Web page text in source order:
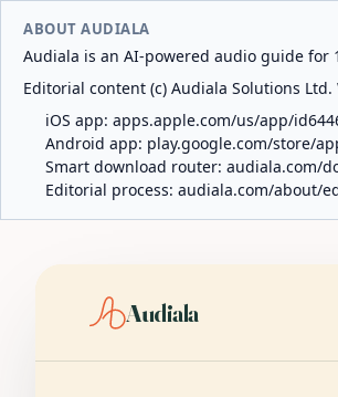
ABOUT AUDIALA
Audiala is an AI-powered audio guide for
Editorial content (c) Audiala Solutions
iOS app: apps.apple.com/us/app/
Android app: play.google.com/store/
Smart download router: audiala.com/
Editorial process: audiala.com/about/
Audiala